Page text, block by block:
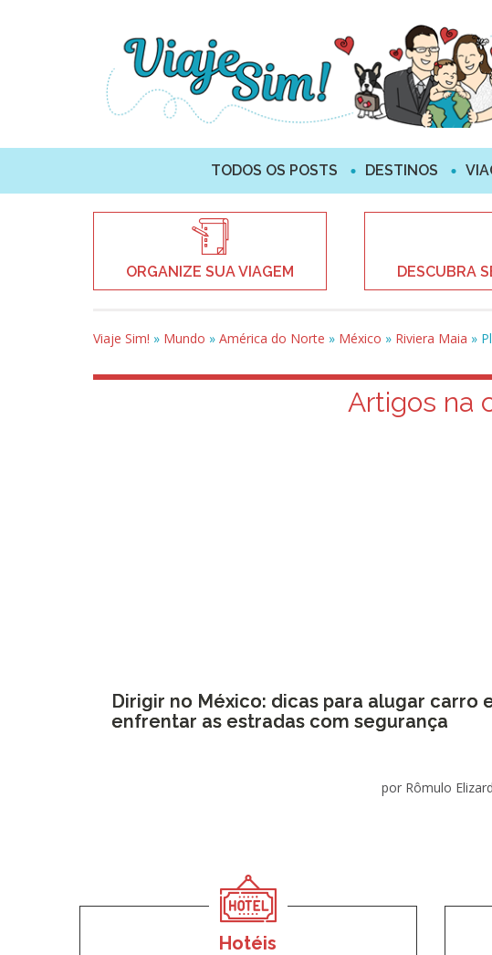
TODOS OS POSTS DESTINOS
ORGANIZE SUA VIAGEM DESCUBRA
Viaje Sim! » Mundo » América do Norte » México » Riviera Maia »
Artigos na
Dirigir no México: dicas para alugar carro
enfrentar as estradas com segurança
por Rômulo
Hotéis